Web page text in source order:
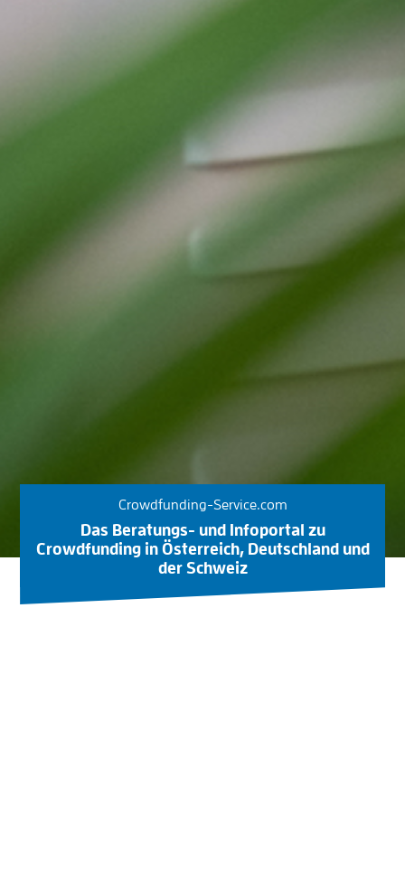
Crowdfunding-Service.com
Das Beratungs- und Infoportal zu
Crowdfunding in Österreich, Deutschland und
der Schweiz